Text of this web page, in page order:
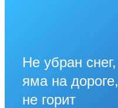
Не убран снег,
яма на дороге,
не горит